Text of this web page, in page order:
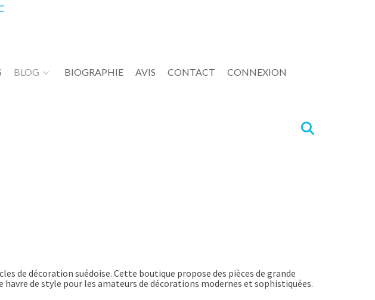
BLOG BIOGRAPHIE AVIS CONTACT CONNEXION
de décoration suédoise. Cette boutique propose des pièces de grande
de style pour les amateurs de décorations modernes et sophistiquées.